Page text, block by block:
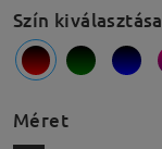
Szín kiválasztása
Méret